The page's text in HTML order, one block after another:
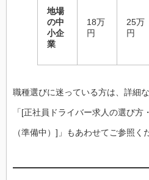
地場
の中
小企
業
18万
円
25万
円
職種選びに迷っている方は、詳細
「[正社員ドライバー求人の選び方
（準備中）]」もあわせてご参照く